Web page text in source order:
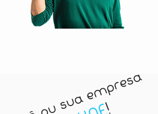
!
Você ou sua empresa